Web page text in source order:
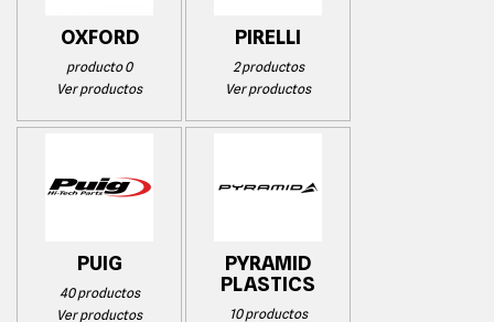
OXFORD
producto 0
Ver productos
PIRELLI
2 productos
Ver productos
PUIG
40 productos
Ver productos
PYRAMID
PLASTICS
10 productos